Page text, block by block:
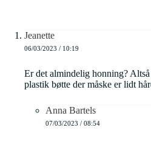
Jeanette
06/03/2023 / 10:19
Er det almindelig honning? Altså
plastik bøtte der måske er lidt
Anna Bartels
07/03/2023 / 08:54